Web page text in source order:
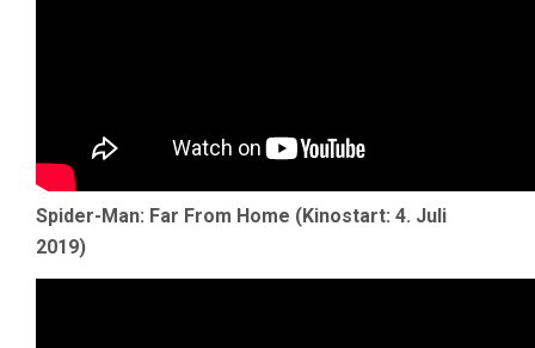
Spider-Man: Far From Home (Kinostart: 4. Juli
2019)